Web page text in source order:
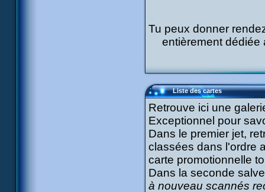
Tu peux donner
entièrement dédiée
Liste des cartes
Retrouve ici une
Exceptionnel pour
Dans le premier jet,
classées dans l'ordre
carte promotionnelle
Dans la seconde
à nouveau scannés